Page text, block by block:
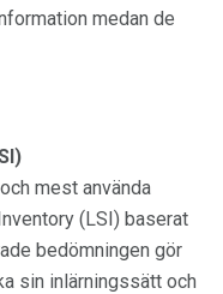
medan de
mest använda
(LSI) baserat
bedömningen gör
sin inlärningssätt och